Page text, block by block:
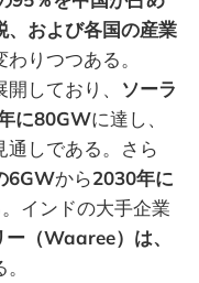
、および各国の産業
りつつある。
しており、 ソーラ
に80GWに達し、
通しである。さら
6GWから2030年に
インドの大手企業
（Waaree）は、